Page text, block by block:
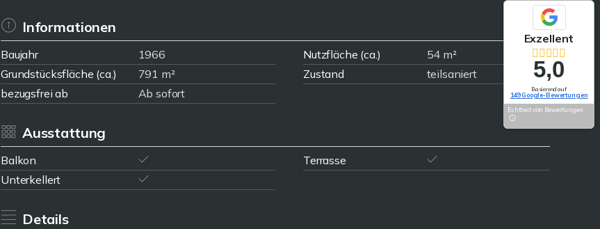
Informationen
Baujahr 1966 Nutzfläche (ca.)
54 m²
Grundstücksfläche (ca.)
791 m² Zustand
teilsaniert
bezugsfrei ab
Ab sofort
Ausstattung
Balkon
Terrasse
Unterkellert
Details
Exzellent
5,0
Basierend auf
149 Google-Bewertungen
Echtheit von Bewertungen